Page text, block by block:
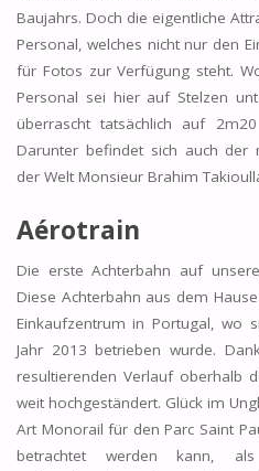
Baujahrs. Doch die eigentliche
Personal, welches nicht nur den
für Fotos zur Verfügung steht.
Personal sei hier auf Stelzen
überrascht tatsächlich auf
Darunter befindet sich auch der
der Welt Monsieur Brahim
Aérotrain
Die erste Achterbahn auf
Diese Achterbahn aus dem
Einkaufzentrum in Portugal, wo
Jahr 2013 betrieben wurde.
resultierenden Verlauf oberhalb
weit hochgeständert. Glück im
Art Monorail für den Parc Saint
betrachtet werden kann,